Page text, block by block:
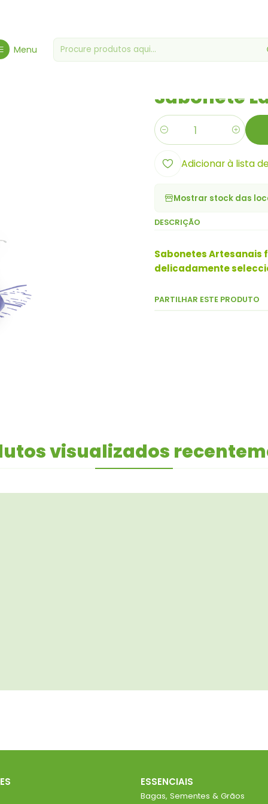
Menu
Sabonete
Quantidade
Adicionar à lista
Mostrar stock das
DESCRIÇÃO
Sabonetes Artesanais
delicadamente
PARTILHAR ESTE PRODUTO
visualizados
ESSENCIAIS
Bagas, Sementes & Grãos